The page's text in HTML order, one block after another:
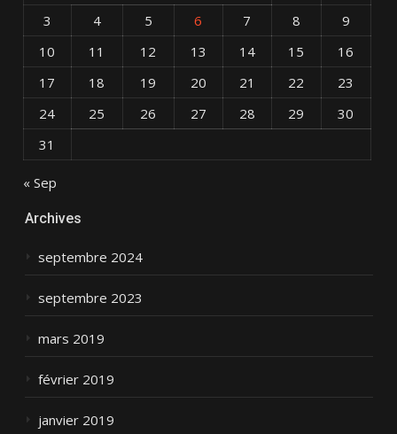
3
4 5 6 7 8
9
10
11 12 13 14 15
16
17
18 19 20 21 22
23
24
25 26 27 28 29
30
31
« Sep
Archives
septembre 2024
septembre 2023
mars 2019
février 2019
janvier 2019